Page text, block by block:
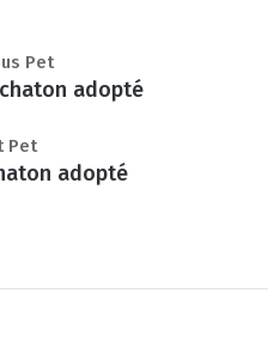
chaton adopté
Pet
adopté
Pet